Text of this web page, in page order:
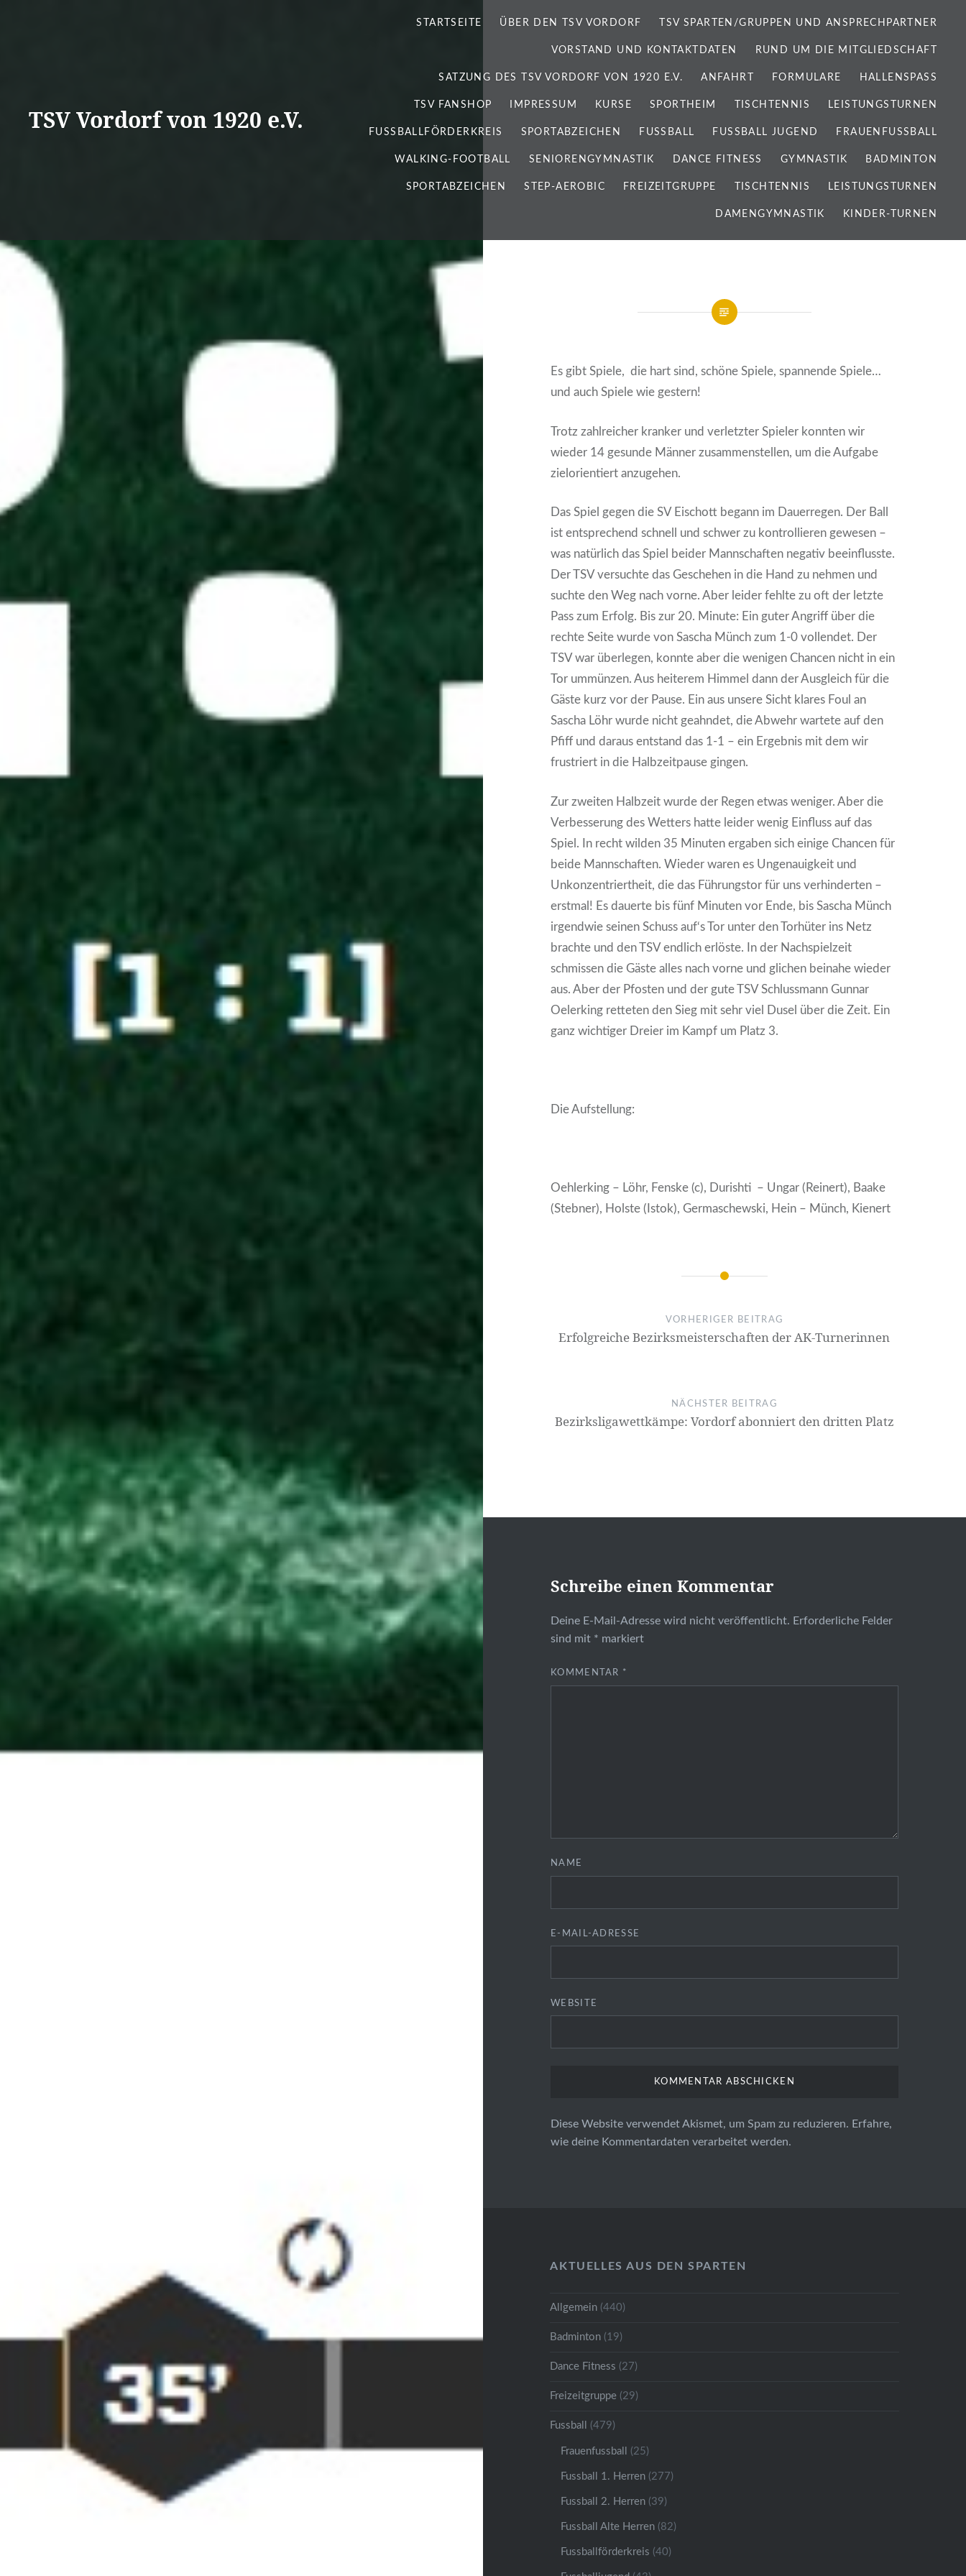
TSV Vordorf von 1920 e.V.
STARTSEITE ÜBER DEN TSV VORDORF TSV SPARTEN/GRUPPEN UND ANSPRECHPARTNER
VORSTAND UND KONTAKTDATEN RUND UM DIE MITGLIEDSCHAFT
SATZUNG DES TSV VORDORF VON 1920 E.V. ANFAHRT FORMULARE HALLENSPASS
TSV FANSHOP IMPRESSUM KURSE SPORTHEIM TISCHTENNIS LEISTUNGSTURNEN
FUSSBALLFÖRDERKREIS SPORTABZEICHEN FUSSBALL FUSSBALL JUGEND FRAUENFUSSBALL
WALKING-FOOTBALL SENIORENGYMNASTIK DANCE FITNESS GYMNASTIK BADMINTON
SPORTABZEICHEN STEP-AEROBIC FREIZEITGRUPPE TISCHTENNIS LEISTUNGSTURNEN
DAMENGYMNASTIK KINDER-TURNEN
Es gibt Spiele, die hart sind, schöne Spiele, spannende Spiele…
und auch Spiele wie gestern!
Trotz zahlreicher kranker und verletzter Spieler konnten wir
wieder 14 gesunde Männer zusammenstellen, um die Aufgabe
zielorientiert anzugehen.
Das Spiel gegen die SV Eischott begann im Dauerregen. Der Ball
ist entsprechend schnell und schwer zu kontrollieren gewesen –
was natürlich das Spiel beider Mannschaften negativ beeinflusste.
Der TSV versuchte das Geschehen in die Hand zu nehmen und
suchte den Weg nach vorne. Aber leider fehlte zu oft der letzte
Pass zum Erfolg. Bis zur 20. Minute: Ein guter Angriff über die
rechte Seite wurde von Sascha Münch zum 1-0 vollendet. Der
TSV war überlegen, konnte aber die wenigen Chancen nicht in ein
Tor ummünzen. Aus heiterem Himmel dann der Ausgleich für die
Gäste kurz vor der Pause. Ein aus unsere Sicht klares Foul an
Sascha Löhr wurde nicht geahndet, die Abwehr wartete auf den
Pfiff und daraus entstand das 1-1 – ein Ergebnis mit dem wir
frustriert in die Halbzeitpause gingen.
Zur zweiten Halbzeit wurde der Regen etwas weniger. Aber die
Verbesserung des Wetters hatte leider wenig Einfluss auf das
Spiel. In recht wilden 35 Minuten ergaben sich einige Chancen für
beide Mannschaften. Wieder waren es Ungenauigkeit und
Unkonzentriertheit, die das Führungstor für uns verhinderten –
erstmal! Es dauerte bis fünf Minuten vor Ende, bis Sascha Münch
irgendwie seinen Schuss auf‘s Tor unter den Torhüter ins Netz
brachte und den TSV endlich erlöste. In der Nachspielzeit
schmissen die Gäste alles nach vorne und glichen beinahe wieder
aus. Aber der Pfosten und der gute TSV Schlussmann Gunnar
Oelerking retteten den Sieg mit sehr viel Dusel über die Zeit. Ein
ganz wichtiger Dreier im Kampf um Platz 3.
Die Aufstellung:
Oehlerking – Löhr, Fenske (c), Durishti – Ungar (Reinert), Baake
(Stebner), Holste (Istok), Germaschewski, Hein – Münch, Kienert
VORHERIGER BEITRAG
Erfolgreiche Bezirksmeisterschaften der AK-Turnerinnen
NÄCHSTER BEITRAG
Bezirksligawettkämpe: Vordorf abonniert den dritten Platz
Schreibe einen Kommentar
Deine E-Mail-Adresse wird nicht veröffentlicht. Erforderliche Felder
sind mit * markiert
KOMMENTAR *
NAME
E-MAIL-ADRESSE
WEBSITE
Diese Website verwendet Akismet, um Spam zu reduzieren. Erfahre,
wie deine Kommentardaten verarbeitet werden.
AKTUELLES AUS DEN SPARTEN
Allgemein (440)
Badminton (19)
Dance Fitness (27)
Freizeitgruppe (29)
Fussball (479)
Frauenfussball (25)
Fussball 1. Herren (277)
Fussball 2. Herren (39)
Fussball Alte Herren (82)
Fussballförderkreis (40)